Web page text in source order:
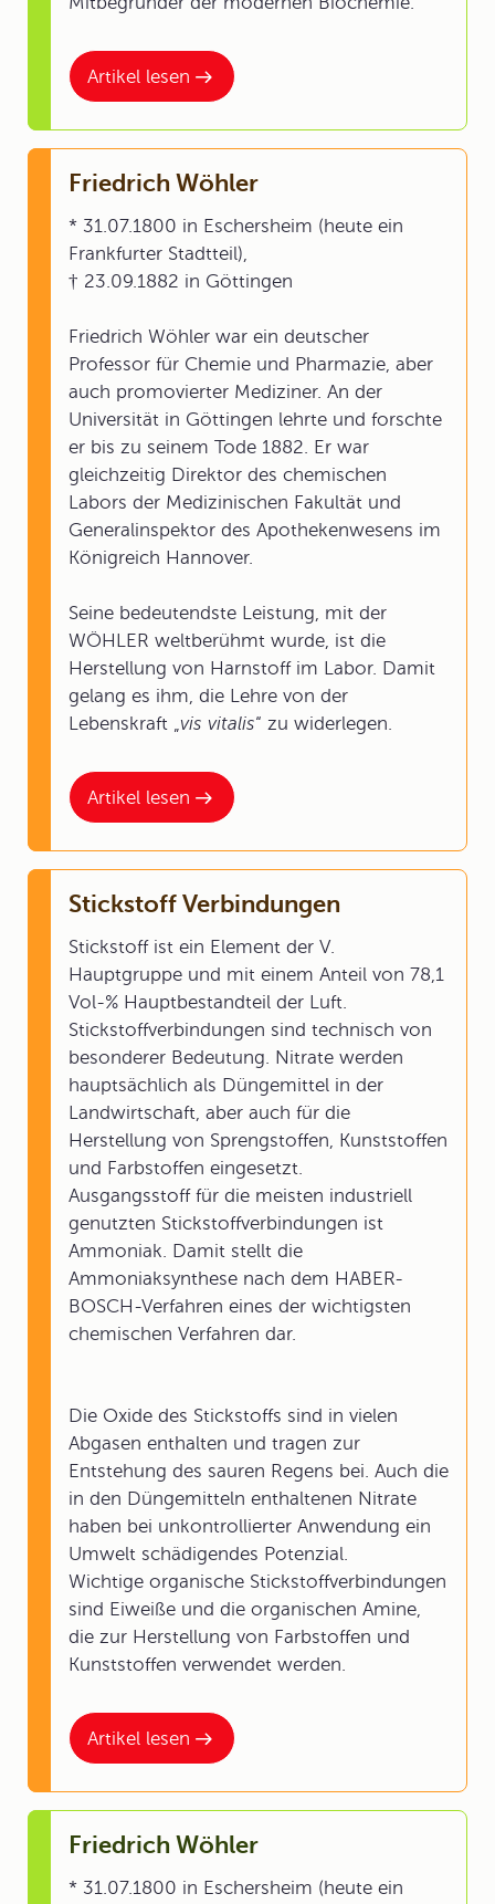
Artikel lesen
Artikel lesen
Friedrich Wöhler
* 31.07.1800 in Eschersheim (heute ein
Frankfurter Stadtteil),
† 23.09.1882 in Göttingen
Friedrich Wöhler war ein deutscher
Professor für Chemie und Pharmazie, aber
auch promovierter Mediziner. An der
Universität in Göttingen lehrte und forschte
er bis zu seinem Tode 1882. Er war
gleichzeitig Direktor des chemischen
Labors der Medizinischen Fakultät und
Generalinspektor des Apothekenwesens im
Königreich Hannover.
Seine bedeutendste Leistung, mit der
WÖHLER weltberühmt wurde, ist die
Herstellung von Harnstoff im Labor. Damit
gelang es ihm, die Lehre von der
Lebenskraft „vis vitalis“ zu widerlegen.
Artikel lesen
Stickstoff Verbindungen
Stickstoff ist ein Element der V.
Hauptgruppe und mit einem Anteil von 78,1
Vol-% Hauptbestandteil der Luft.
Stickstoffverbindungen sind technisch von
besonderer Bedeutung. Nitrate werden
hauptsächlich als Düngemittel in der
Landwirtschaft, aber auch für die
Herstellung von Sprengstoffen, Kunststoffen
und Farbstoffen eingesetzt.
Ausgangsstoff für die meisten industriell
genutzten Stickstoffverbindungen ist
Ammoniak. Damit stellt die
Ammoniaksynthese nach dem HABER-
BOSCH-Verfahren eines der wichtigsten
chemischen Verfahren dar.
Die Oxide des Stickstoffs sind in vielen
Abgasen enthalten und tragen zur
Entstehung des sauren Regens bei. Auch die
in den Düngemitteln enthaltenen Nitrate
haben bei unkontrollierter Anwendung ein
Umwelt schädigendes Potenzial.
Wichtige organische Stickstoffverbindungen
sind Eiweiße und die organischen Amine,
die zur Herstellung von Farbstoffen und
Kunststoffen verwendet werden.
Friedrich Wöhler
* 31.07.1800 in Eschersheim (heute ein